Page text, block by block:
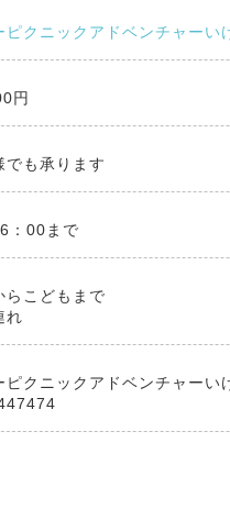
ピクニックアドベンチャーい
円
でも承ります
：00まで
らこどもまで
れ
ピクニックアドベンチャーい